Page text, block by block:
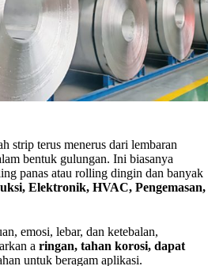
strip terus menerus dari lembaran
bentuk gulungan. Ini biasanya
panas atau rolling dingin dan banyak
Elektronik, HVAC, Pengemasan,
emosi, lebar, dan ketebalan,
a ringan, tahan korosi, dapat
untuk beragam aplikasi.